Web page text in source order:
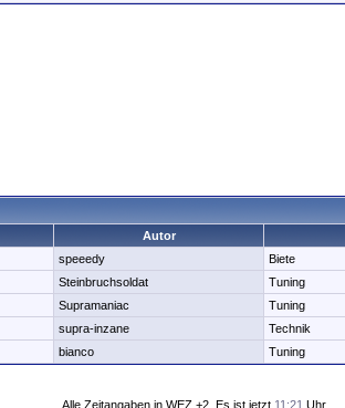
Autor
speeedy Biete
Steinbruchsoldat Tuning
Supramaniac Tuning
supra-inzane Technik
bianco Tuning
Alle Zeitangaben in WEZ +2. Es ist jetzt 11:21 Uhr.